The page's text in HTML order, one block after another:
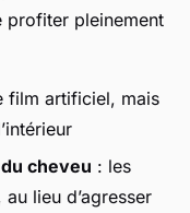
profiter pleinement
film artificiel, mais
cheveu : les
lieu d’agresser